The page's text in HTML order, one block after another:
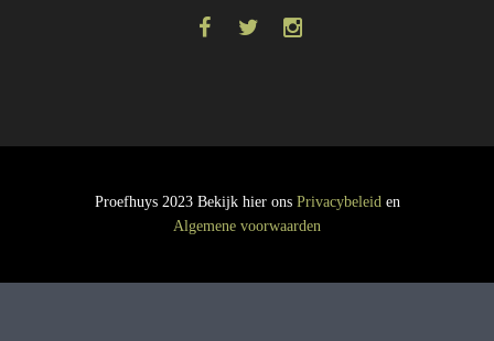
Proefhuys 2023 Bekijk hier ons Privacybeleid en
Algemene voorwaarden